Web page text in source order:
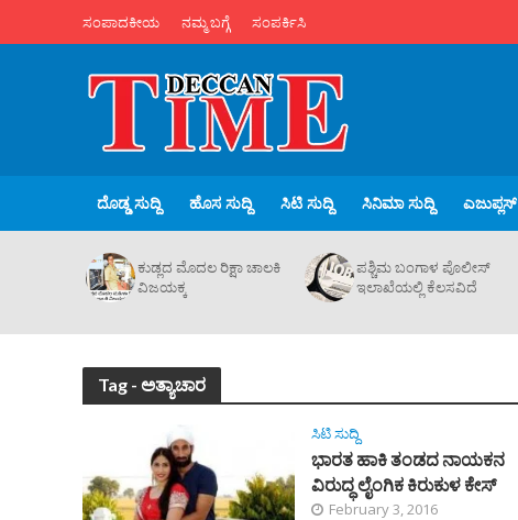
ಸಂಪಾದಕೀಯ ನಮ್ಮ ಬಗ್ಗೆ ಸಂಪರ್ಕಿಸಿ
ದೊಡ್ಡ ಸುದ್ದಿ ಹೊಸ ಸುದ್ದಿ ಸಿಟಿ ಸುದ್ದಿ ಸಿನಿಮಾ ಸುದ್ದಿ ಎಜುಪ್ಲಸ್
ಕುಡ್ಲದ ಮೊದಲ ರಿಕ್ಷಾ ಚಾಲಕಿ‌
ವಿಜಯಕ್ಕ
ಪಶ್ಚಿಮ ಬಂಗಾಳ ಪೊಲೀಸ್
ಇಲಾಖೆಯಲ್ಲಿ ಕೆಲಸವಿದೆ
Tag - ಅತ್ಯಾಚಾರ
ಸಿಟಿ ಸುದ್ದಿ
ಭಾರತ ಹಾಕಿ ತಂಡದ ನಾಯಕನ
ವಿರುದ್ಧ ಲೈಂಗಿಕ ಕಿರುಕುಳ ಕೇಸ್
February 3, 2016